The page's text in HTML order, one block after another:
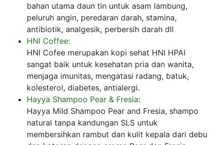
bahan utama daun tin untuk asam lambung,
peluruh angin, peredaran darah, stamina,
antibiotik, analgesik, perbersih darah dll
HNI Coffee:
HNI Cofee merupakan kopi sehat HNI HPAI
sangat baik untuk kesehatan pria dan wanita,
menjaga imunitas, mengatasi radang, batuk,
kolesterol, diabetes, antialergi.
Hayya Shampoo Pear & Fresia:
Hayya Mild Shampoo Pear and Fresia, shampo
natural tanpa kandungan SLS untuk
membersihkan rambut dan kulit kepala dari debu